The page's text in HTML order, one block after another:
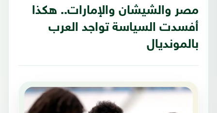
مصر والشيشان والإمارات.. هكذا
أفسدت السياسة تواجد العرب
بالمونديال